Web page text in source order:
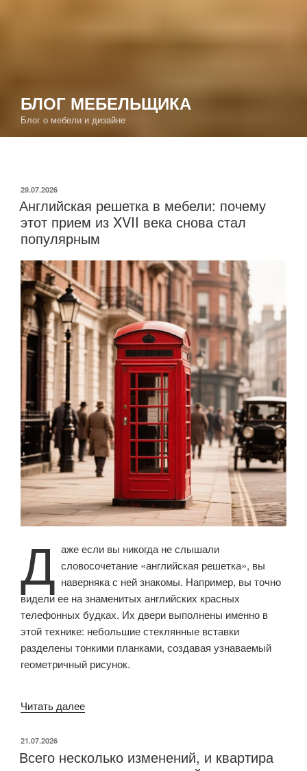
БЛОГ МЕБЕЛЬЩИКА
Блог о мебели и дизайне
ОПУБЛИКОВАНО
29.07.2026
Английская решетка в мебели: почему
этот прием из XVII века снова стал
популярным
Д аже если вы никогда не слышали
словосочетание «английская решетка», вы
наверняка с ней знакомы. Например, вы точно
видели ее на знаменитых английских красных
телефонных будках. Их двери выполнены именно в
этой технике: небольшие стеклянные вставки
разделены тонкими планками, создавая узнаваемый
геометричный рисунок.
Читать далее
мебели:
ОПУБЛИКОВАНО
21.07.2026
Всего несколько изменений, и квартира